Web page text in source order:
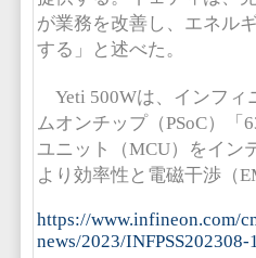
が業務を改善し、エネル
する」と述べた。
Yeti 500Wは、インフィ
ムオンチップ（PSoC）「
ユニット（MCU）をイン
より効率性と電磁干渉（
https://www.infineon.com/
news/2023/